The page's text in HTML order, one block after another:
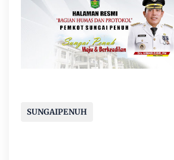
SUNGAIPENUH